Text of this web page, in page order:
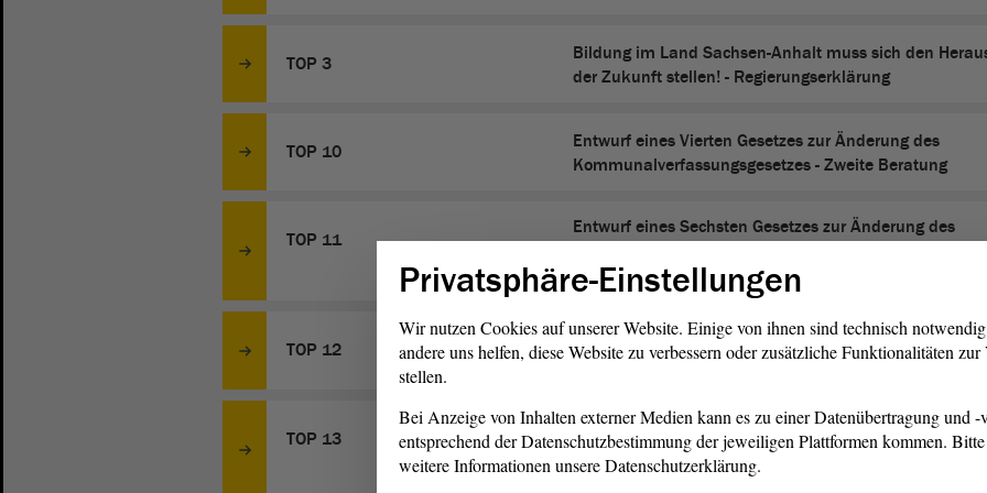
TOP 3
Bildung im Land Sachsen-Anhalt muss sich den
der Zukunft stellen! - Regierungserklärung
TOP 10
Entwurf eines Vierten Gesetzes zur Änderung des
Kommunalverfassungsgesetzes - Zweite Beratung
TOP 11
Entwurf eines Sechsten Gesetzes zur Änderung des
Beratung
TOP 12
Entwurf eines Gesetzes zum Staatsvertrag zur
nach dem Barrierefreiheitsstärkungsgesetz - Zweite
TOP 13
Entwurf eines Gesetzes zur Förderung der Ausbildung
(Podologieausbildungsförderungsgesetz - PodAföG
Beratung
Privatsphäre-Einstellungen
Wir nutzen Cookies auf unserer Website. Einige von ihnen sind technisch
andere uns helfen, diese Website zu verbessern oder zusätzliche Funktionalitäten
stellen.
Bei Anzeige von Inhalten externer Medien kann es zu einer Datenübertragung und -
entsprechend der Datenschutzbestimmung der jeweiligen Plattformen kommen.
weitere Informationen unsere Datenschutzerklärung.